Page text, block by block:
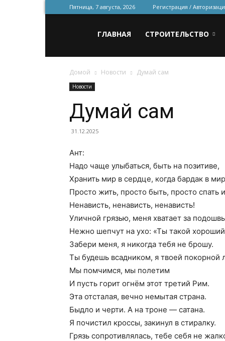
Пятница, 7 августа, 2026 Регистрация /
для
строительства
и
ремонта
ГЛАВНАЯ СТРОИТЕЛЬСТВО
Домой Новости Думай сам
Новости
Думай сам
31.12.2025
Ант:
Надо чаще улыбаться, быть на позитиве,
Хранить мир в сердце, когда бардак в
Просто жить, просто быть, просто спать
Ненависть, ненависть, ненависть!
Уличной грязью, меня хватает за
Нежно шепчут на ухо: «Ты такой
Забери меня, я никогда тебя не брошу.
Ты будешь всадником, я твоей покорной
Мы помчимся, мы полетим
И пусть горит огнём этот третий Рим.
Эта отсталая, вечно немытая страна.
Быдло и черти. А на троне — сатана.
Я почистил кроссы, закинул в стиралку.
Грязь сопротивлялась, тебе себя не